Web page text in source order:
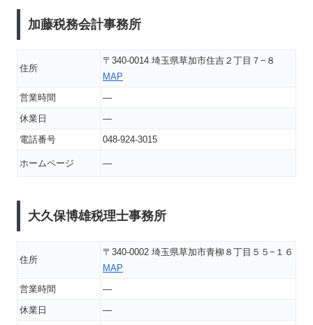
加藤税務会計事務所
住所
〒340-0014 埼玉県草加市住吉２丁目７−８
MAP
営業時間
―
休業日
―
電話番号
048-924-3015
ホームページ ―
大久保博雄税理士事務所
住所
〒340-0002 埼玉県草加市青柳８丁目５５−１６
MAP
営業時間
―
休業日
―